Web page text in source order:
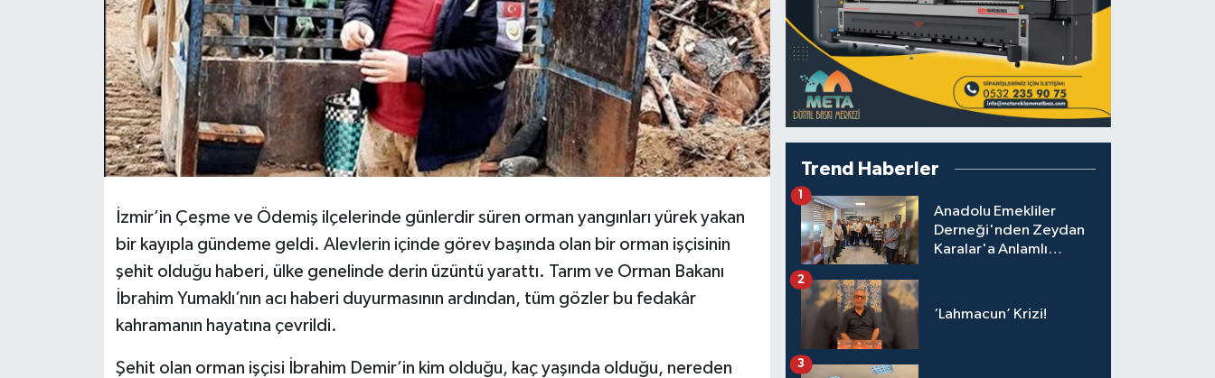
İzmir’in Çeşme ve Ödemiş ilçelerinde günlerdir süren orman yangınları yürek yakan
bir kayıpla gündeme geldi. Alevlerin içinde görev başında olan bir orman işçisinin
şehit olduğu haberi, ülke genelinde derin üzüntü yarattı. Tarım ve Orman Bakanı
İbrahim Yumaklı’nın acı haberi duyurmasının ardından, tüm gözler bu fedakâr
kahramanın hayatına çevrildi.
Şehit olan orman işçisi İbrahim Demir’in kim olduğu, kaç yaşında olduğu, nereden
Trend Haberler
Anadolu Emekliler
Derneği'nden Zeydan
Karalar'a Anlamlı
1
‘Lahmacun’ Krizi!
2
3